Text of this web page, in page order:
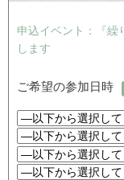
申込イベント：『繰
します
ご希望の参加日時